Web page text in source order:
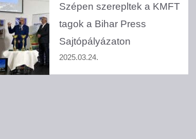
Szépen szerepltek a KMFT
tagok a Bihar Press
Sajtópályázaton
2025.03.24.